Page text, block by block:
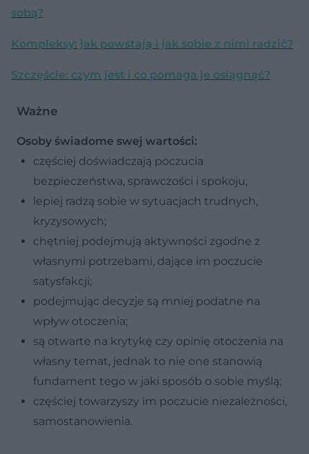
sobą?
Kompleksy: jak powstają i jak sobie z nimi radzić?
Szczęście: czym jest i co pomaga je osiągnąć?
Ważne
Osoby świadome swej wartości:
częściej doświadczają poczucia
bezpieczeństwa, sprawczości i spokoju;
lepiej radzą sobie w sytuacjach trudnych,
kryzysowych;
chętniej podejmują aktywności zgodne z
własnymi potrzebami, dające im poczucie
satysfakcji;
podejmując decyzje są mniej podatne na
wpływ otoczenia;
są otwarte na krytykę czy opinię otoczenia na
własny temat, jednak to nie one stanowią
fundament tego w jaki sposób o sobie myślą;
częściej towarzyszy im poczucie niezależności,
samostanowienia.